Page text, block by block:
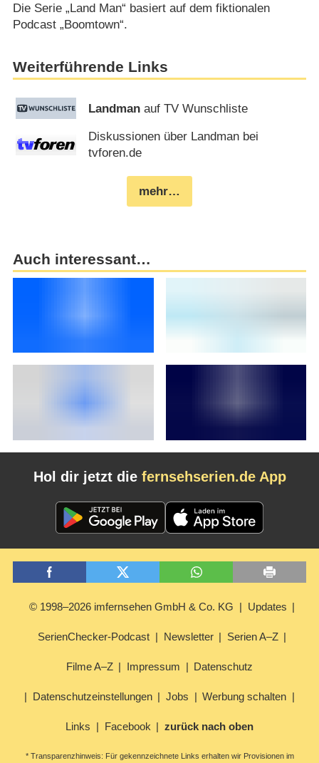
Die Serie „Land Man“ basiert auf dem fiktionalen
Podcast „Boomtown“.
Weiterführende Links
Landman auf TV Wunschliste
Diskussionen über Landman bei
tvforen.de
mehr…
Auch interessant…
Hol dir jetzt die fernsehserien.de App
© 1998–2026 imfernsehen GmbH & Co. KG Updates
SerienChecker-Podcast Newsletter Serien A–Z
Filme A–Z Impressum Datenschutz
Datenschutzeinstellungen Jobs Werbung schalten
Links Facebook zurück nach oben
* Transparenzhinweis: Für gekennzeichnete Links erhalten wir Provisionen im